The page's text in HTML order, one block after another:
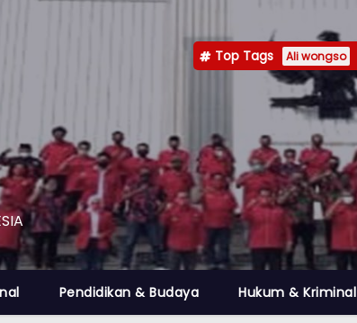
Top Tags Ali wongso
Pendidikan & Budaya Hukum & Kriminal